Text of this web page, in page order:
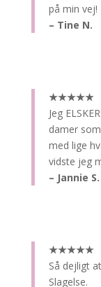
på min vej!
– Tine N.
★★★★★
Jeg
damer
med lige
vidste jeg
– Jannie S.
★★★★★
Så dejligt
Slagelse.